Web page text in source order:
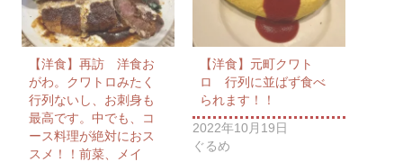
【洋食】再訪 洋食お
がわ。クワトロみたく
行列ないし、お刺身も
最高です。中でも、コ
ース料理が絶対におス
スメ！！前菜、メイ
【洋食】元町クワト
ロ 行列に並ばず食べ
られます！！
2022年10月19日
ぐるめ